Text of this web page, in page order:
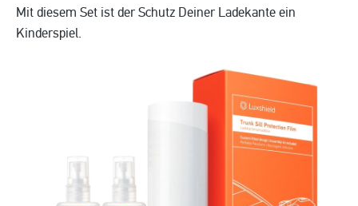
Mit diesem Set ist der Schutz Deiner Ladekante ein
Kinderspiel.